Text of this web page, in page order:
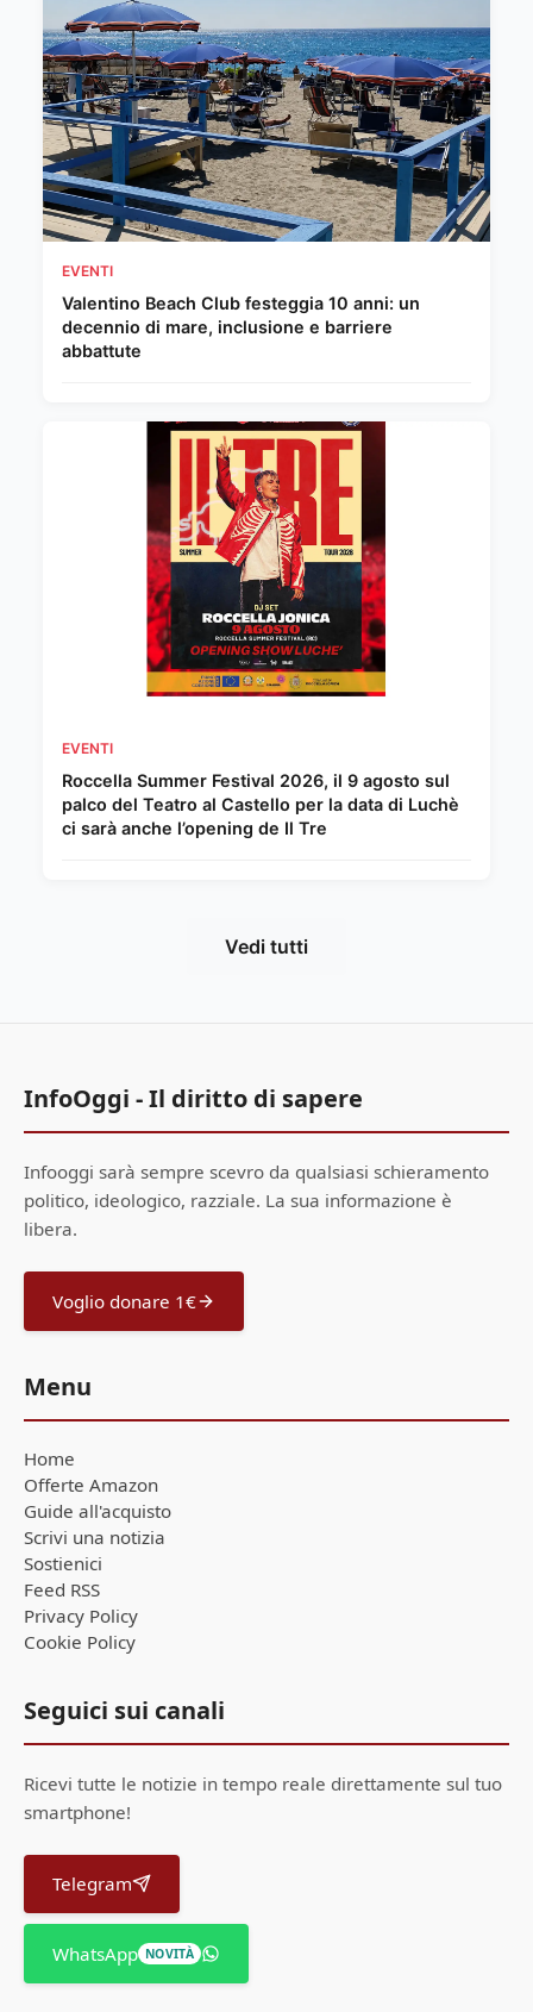
EVENTI
Valentino Beach Club festeggia 10 anni: un
decennio di mare, inclusione e barriere
abbattute
EVENTI
Roccella Summer Festival 2026, il 9 agosto sul
palco del Teatro al Castello per la data di Luchè
ci sarà anche l’opening de Il Tre
Vedi tutti
InfoOggi - Il diritto di sapere
Infooggi sarà sempre scevro da qualsiasi schieramento
politico, ideologico, razziale. La sua informazione è
libera.
Voglio donare 1€
Menu
Home
Offerte Amazon
Guide all'acquisto
Scrivi una notizia
Sostienici
Feed RSS
Privacy Policy
Cookie Policy
Seguici sui canali
Ricevi tutte le notizie in tempo reale direttamente sul tuo
smartphone!
Telegram
WhatsApp NOVITÀ